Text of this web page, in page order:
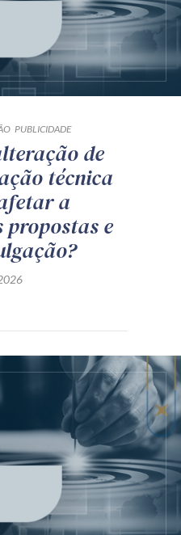
PUBLICIDADE
de
técnica
a
e